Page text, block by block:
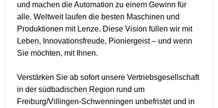
und machen die Automation zu einem Gewinn für
alle. Weltweit laufen die besten Maschinen und
Produktionen mit Lenze. Diese Vision füllen wir mit
Leben, Innovationsfreude, Pioniergeist – und wenn
Sie möchten, mit Ihnen.
Verstärken Sie ab sofort unsere Vertriebsgesellschaft
in der südbadischen Region rund um
Freiburg/Villingen-Schwenningen unbefristet und in